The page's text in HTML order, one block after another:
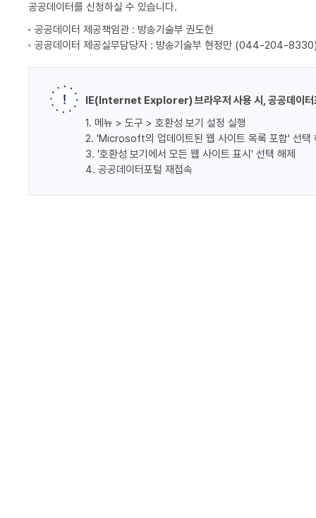
공공데이터를 신청하실 수 있습니다.
공공데이터 제공책임관 : 방송기술부 권도헌
공공데이터 제공실무담당자 : 방송기술부 현정만 (044-204-
IE(Internet Explorer) 브라우저 사용 시, 공공데이터
1. 메뉴 > 도구 > 호환성 보기 설정 실행
2. 'Microsoft의 업데이트된 웹 사이트 목록 포함' 선택
3. '호환성 보기에서 모든 웹 사이트 표시' 선택 해제
4. 공공데이터포털 재접속